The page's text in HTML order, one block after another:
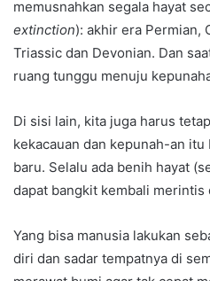
memusnahkan segala hayat
extinction): akhir era Permian,
Triassic dan Devonian. Dan
ruang tunggu menuju
Di sisi lain, kita juga harus
kekacauan dan kepunah-an
baru. Selalu ada benih hayat
dapat bangkit kembali merintis
Yang bisa manusia lakukan
diri dan sadar tempatnya di